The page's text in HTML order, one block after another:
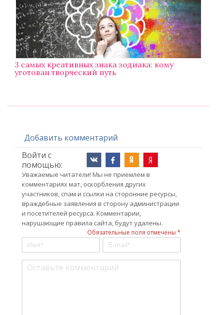
3 самых креативных знака зодиака: кому
уготован творческий путь
Добавить комментарий
Войти с
помощью:
Уважаемые читатели! Мы не приемлем в
комментариях мат, оскорбления других
участников, спам и ссылки на сторонние ресурсы,
враждебные заявления в сторону администрации
и посетителей ресурса. Комментарии,
нарушающие правила сайта, будут удалены.
Обязательные поля отмечены *